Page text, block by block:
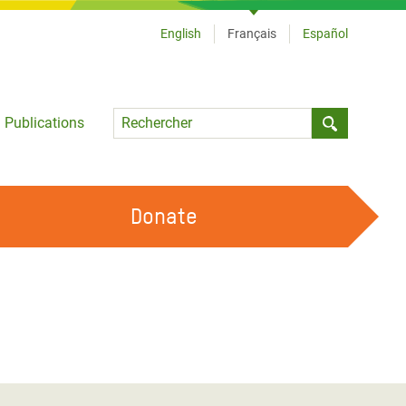
Publications
Language
English Français Español
Donate